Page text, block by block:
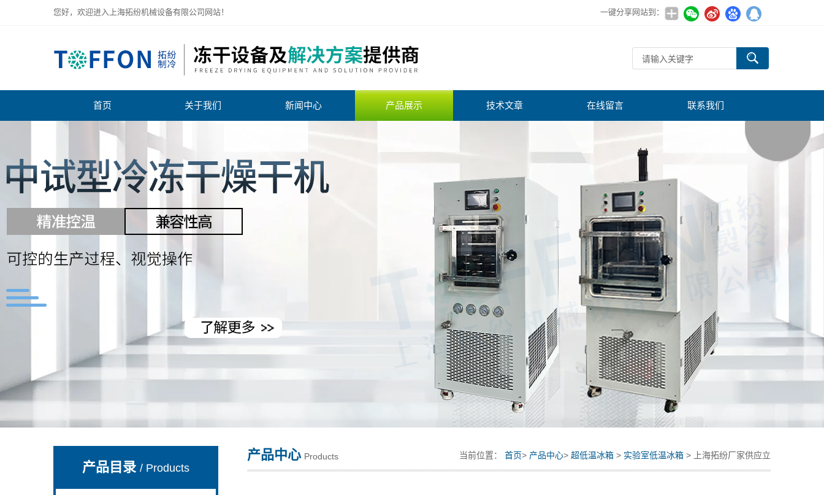
您好，欢迎进入上海拓纷机械设备有限公司网站！ 一键分享网站到：
上海拓纷机械设备有限公司
首页 关于我们 新闻中心 产品展示 技术文章 在线留言 联系我们
产品目录/ Products
产品中心 Products 当前位置： 首页> 产品中心> 超低温冰箱 > 实验室低温冰箱 > 上海拓纷厂家供应立
式低温冰箱